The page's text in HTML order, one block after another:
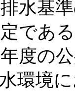
水基
であ
度の
環境